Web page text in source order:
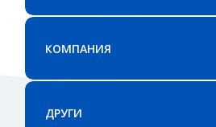
КОМПАНИЯ
ДРУГИ